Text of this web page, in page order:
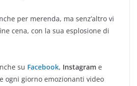
per merenda, ma senz’altro vi
cena, con la sua esplosione di
su Facebook, Instagram e
ogni giorno emozionanti video